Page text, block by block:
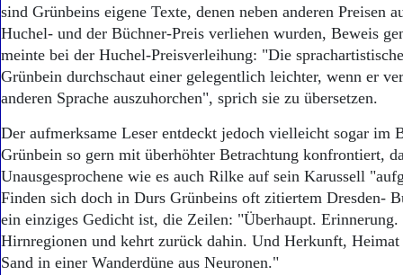
sind Grünbeins eigene Texte, denen neben anderen Preisen
Huchel- und der Büchner-Preis verliehen wurden, Beweis
meinte bei der Huchel-Preisverleihung: "Die
Grünbein durchschaut einer gelegentlich leichter, wenn er
anderen Sprache auszuhorchen", sprich sie zu übersetzen.
Der aufmerksame Leser entdeckt jedoch vielleicht sogar im
Grünbein so gern mit überhöhter Betrachtung konfrontiert,
Unausgesprochene wie es auch Rilke auf sein Karussell
Finden sich doch in Durs Grünbeins oft zitiertem Dresden-
ein einziges Gedicht ist, die Zeilen: "Überhaupt. Erinnerung.
Hirnregionen und kehrt zurück dahin. Und Herkunft,
Sand in einer Wanderdüne aus Neuronen."